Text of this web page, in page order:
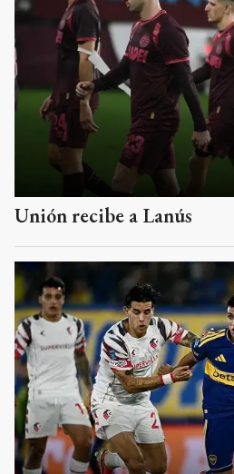
Unión recibe a Lanús